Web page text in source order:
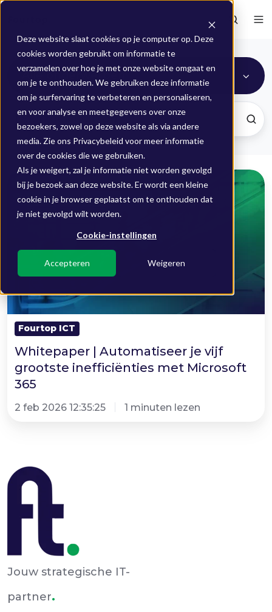
Deze website slaat cookies op je computer op. Deze
cookies worden gebruikt om informatie te
verzamelen over hoe je met onze website omgaat en
om je te onthouden. We gebruiken deze informatie
om je surfervaring te verbeteren en personaliseren,
en voor analyse en meetgegevens over onze
bezoekers, zowel op deze website als via andere
media. Zie ons Privacybeleid voor meer informatie
over de cookies die we gebruiken.
Als je weigert, zal je informatie niet worden gevolgd
bij je bezoek aan deze website. Er wordt een kleine
cookie in je browser geplaatst om te onthouden dat
je niet gevolgd wilt worden.
Cookie-instellingen
Accepteren Weigeren
Alle onderwerpen
Whitepaper
Automatiseer
grootste
inefficiënties
met
Microsoft
365
Fourtop ICT
Whitepaper | Automatiseer je vijf
grootste inefficiënties met Microsoft
365
2 feb 2026 12:35:25 1 minuten lezen
Jouw strategische IT-
partner.